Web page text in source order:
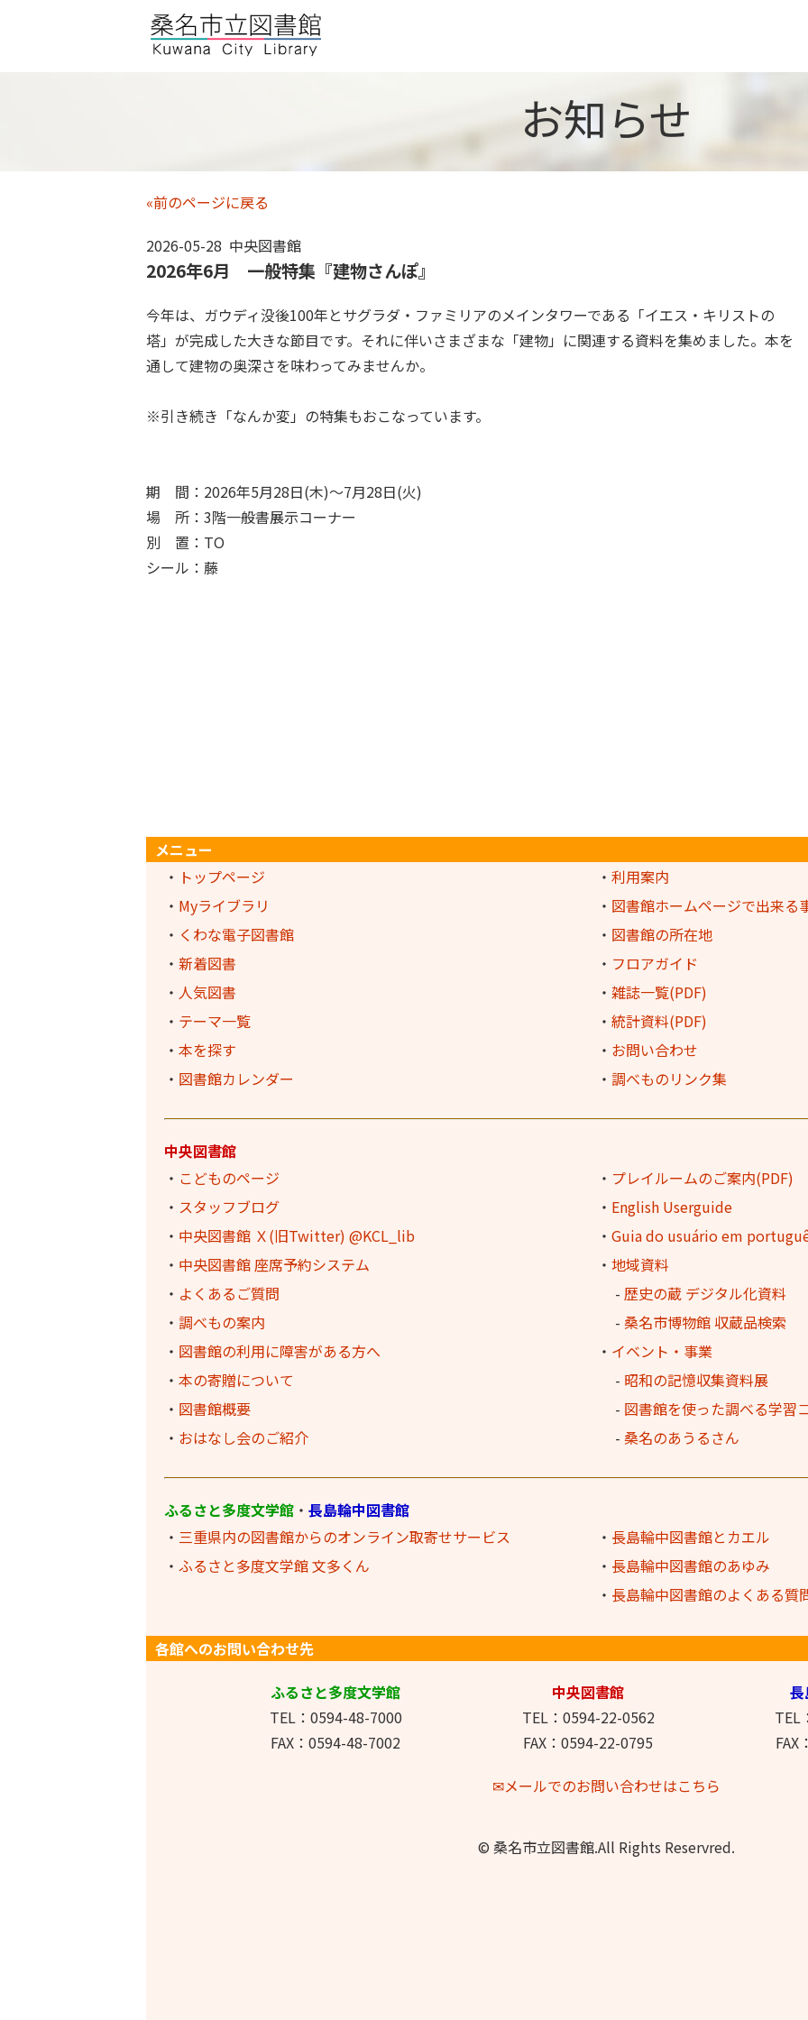
お知らせ
«前のページに戻る
2026-05-28 中央図書館
2026年6月 一般特集『建物さんぽ』
今年は、ガウディ没後100年とサグラダ・ファミリアのメインタワーである「イエス・キリストの
塔」が完成した大きな節目です。それに伴いさまざまな「建物」に関連する資料を集めました。本を
通して建物の奥深さを味わってみませんか。
※引き続き「なんか変」の特集もおこなっています。
期 間：2026年5月28日(木)～7月28日(火)
場 所：3階一般書展示コーナー
別 置：TO
シール：藤
メニュー
・ トップページ
・ Myライブラリ
・ くわな電子図書館
・ 新着図書
・ 人気図書
・ テーマ一覧
・ 本を探す
・ 図書館カレンダー
・ 利用案内
・ 図書館ホームページで出来る
・ 図書館の所在地
・ フロアガイド
・ 雑誌一覧(PDF)
・ 統計資料(PDF)
・ お問い合わせ
・ 調べものリンク集
中央図書館
・ こどものページ
・ スタッフブログ
・ 中央図書館 Ｘ(旧Twitter) @KCL_lib
・ 中央図書館 座席予約システム
・ よくあるご質問
・ 調べもの案内
・ 図書館の利用に障害がある方へ
・ 本の寄贈について
・ 図書館概要
・ おはなし会のご紹介
・ プレイルームのご案内(PDF)
・ English Userguide
・ Guia do usuário em
・ 地域資料
- 歴史の蔵 デジタル化資料
- 桑名市博物館 収蔵品検索
・ イベント・事業
- 昭和の記憶収集資料展
- 図書館を使った調べる学習
- 桑名のあうるさん
ふるさと多度文学館 ・ 長島輪中図書館
・ 三重県内の図書館からのオンライン取寄せサービス
・ ふるさと多度文学館 文多くん
・ 長島輪中図書館とカエル
・ 長島輪中図書館のあゆみ
・ 長島輪中図書館のよくある質
各館へのお問い合わせ先
ふるさと多度文学館
TEL：0594-48-7000
FAX：0594-48-7002
中央図書館
TEL：0594-22-0562
FAX：0594-22-0795
TEL
FAX
✉メールでのお問い合わせはこちら
© 桑名市立図書館.All Rights Reservred.